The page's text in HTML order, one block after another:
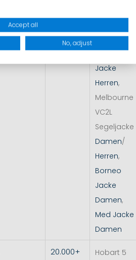
Herren,
Cardiff
Jacke
Herren,
Melbourne
VC2L
Segeljacke
Damen/
Herren,
Borneo
Jacke
Damen,
Med Jacke
Damen
20.000+
Hobart 5
Accept all
No, adjust